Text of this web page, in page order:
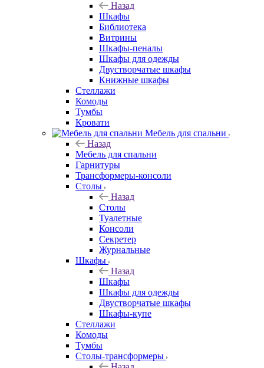
Назад
Шкафы
Библиотека
Витрины
Шкафы-пеналы
Шкафы для одежды
Двустворчатые шкафы
Книжные шкафы
Стеллажи
Комоды
Тумбы
Кровати
Мебель для спальни
Назад
Мебель для спальни
Гарнитуры
Трансформеры-консоли
Столы
Назад
Столы
Туалетные
Консоли
Секретер
Журнальные
Шкафы
Назад
Шкафы
Шкафы для одежды
Двустворчатые шкафы
Шкафы-купе
Стеллажи
Комоды
Тумбы
Столы-трансформеры